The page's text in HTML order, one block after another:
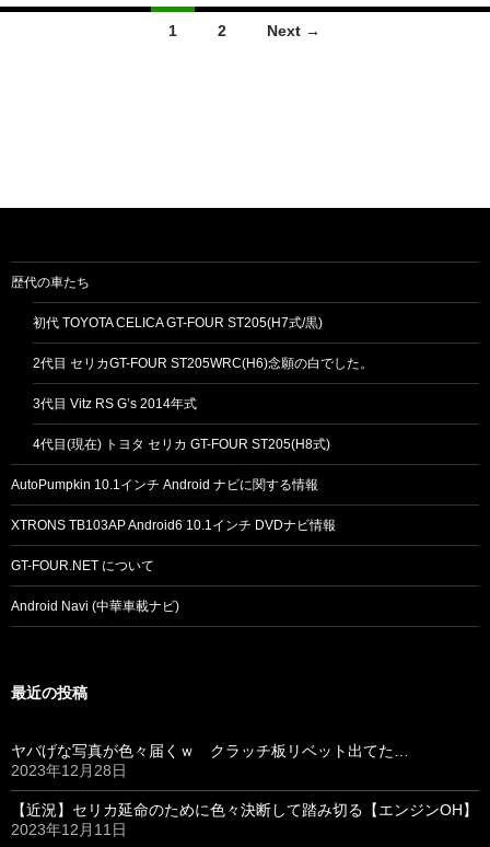
1 2 Next →
歴代の車たち
初代 TOYOTA CELICA GT-FOUR ST205(H7式/黒)
2代目 セリカGT-FOUR ST205WRC(H6)念願の白でした。
3代目 Vitz RS G’s 2014年式
4代目(現在) トヨタ セリカ GT-FOUR ST205(H8式)
AutoPumpkin 10.1インチ Android ナビに関する情報
XTRONS TB103AP Android6 10.1インチ DVDナビ情報
GT-FOUR.NET について
Android Navi (中華車載ナビ)
最近の投稿
ヤバげな写真が色々届くｗ クラッチ板リベット出てた…
2023年12月28日
【近況】セリカ延命のために色々決断して踏み切る【エンジンOH】
2023年12月11日